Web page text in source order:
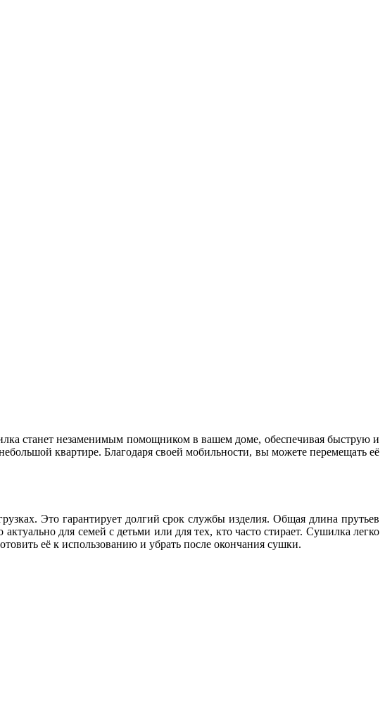
станет незаменимым помощником в вашем доме, обеспечивая быструю и
квартире. Благодаря своей мобильности, вы можете перемещать её
Это гарантирует долгий срок службы изделия. Общая длина прутьев
для семей с детьми или для тех, кто часто стирает. Сушилка легко
её к использованию и убрать после окончания сушки.